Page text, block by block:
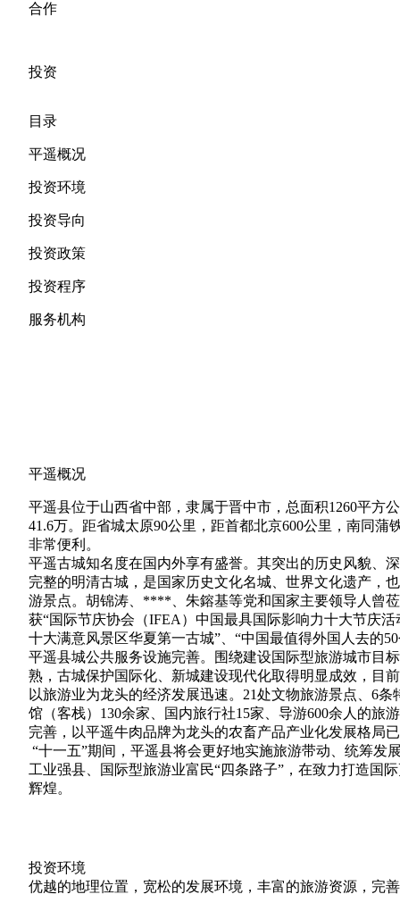
合作
投资
目录
平遥概况
投资环境
投资导向
投资政策
投资程序
服务机构
平遥概况
平遥县位于山西省中部，隶属于晋中市，总面积1260平方
41.6万。距省城太原90公里，距首都北京600公里，南同
非常便利。
平遥古城知名度在国内外享有盛誉。其突出的历史风貌、
完整的明清古城，是国家历史文化名城、世界文化遗产，
游景点。胡锦涛、****、朱鎔基等党和国家主要领导人曾
获“国际节庆协会（IFEA）中国最具国际影响力十大节庆
十大满意风景区华夏第一古城”、“中国最值得外国人去的
平遥县城公共服务设施完善。围绕建设国际型旅游城市目
熟，古城保护国际化、新城建设现代化取得明显成效，目
以旅游业为龙头的经济发展迅速。21处文物旅游景点、6
馆（客栈）130余家、国内旅行社15家、导游600余人的
完善，以平遥牛肉品牌为龙头的农畜产品产业化发展格局
“十一五”期间，平遥县将会更好地实施旅游带动、统筹发
工业强县、国际型旅游业富民“四条路子”，在致力打造国
辉煌。
投资环境
优越的地理位置，宽松的发展环境，丰富的旅游资源，